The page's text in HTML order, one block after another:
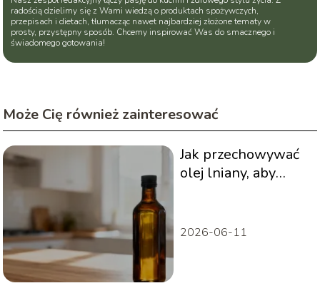
radością dzielimy się z Wami wiedzą o produktach spożywczych,
przepisach i dietach, tłumacząc nawet najbardziej złożone tematy w
prosty, przystępny sposób. Chcemy inspirować Was do smacznego i
świadomego gotowania!
Może Cię również zainteresować
Jak przechowywać
olej lniany, aby
2026-06-11